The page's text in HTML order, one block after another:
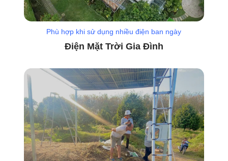
Phù hợp khi sử dụng nhiều điện ban ngày
Điện Mặt Trời Gia Đình